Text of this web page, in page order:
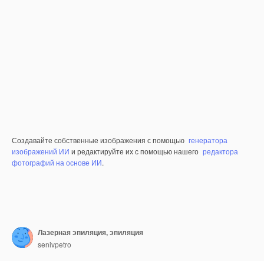
Создавайте собственные изображения с помощью генератора
изображений ИИ и редактируйте их с помощью нашего редактора
фотографий на основе ИИ.
Лазерная эпиляция, эпиляция
senivpetro